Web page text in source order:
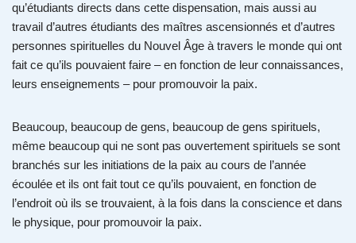
qu’étudiants directs dans cette dispensation, mais aussi au
travail d’autres étudiants des maîtres ascensionnés et d’autres
personnes spirituelles du Nouvel Âge à travers le monde qui ont
fait ce qu’ils pouvaient faire – en fonction de leur connaissances,
leurs enseignements – pour promouvoir la paix.
Beaucoup, beaucoup de gens, beaucoup de gens spirituels,
même beaucoup qui ne sont pas ouvertement spirituels se sont
branchés sur les initiations de la paix au cours de l’année
écoulée et ils ont fait tout ce qu’ils pouvaient, en fonction de
l’endroit où ils se trouvaient, à la fois dans la conscience et dans
le physique, pour promouvoir la paix.